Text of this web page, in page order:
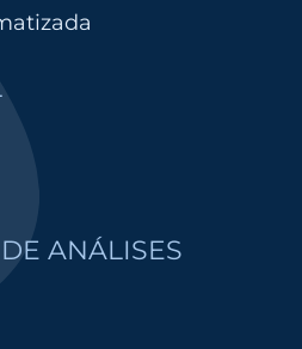
ANÁLISES